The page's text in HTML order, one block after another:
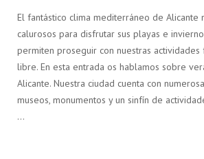
El fantástico clima mediterráneo de Alicante
calurosos para disfrutar sus playas e
permiten proseguir con nuestras actividades
libre. En esta entrada os hablamos sobre
Alicante. Nuestra ciudad cuenta con
museos, monumentos y un sinfín de
…